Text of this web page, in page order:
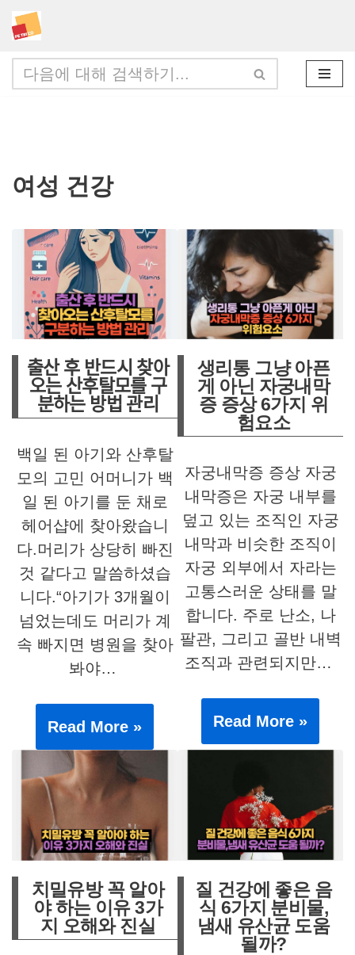
콘
텐
츠
뛰
여성 건강
출산 후 반드시 찾아
오는 산후탈모를 구
분하는 방법 관리
백일 된 아기와 산후탈
모의 고민 어머니가 백
일 된 아기를 둔 채로
헤어샵에 찾아왔습니
다.머리가 상당히 빠진
것 같다고 말씀하셨습
니다.“아기가 3개월이
넘었는데도 머리가 계
속 빠지면 병원을 찾아
봐야…
Read More »
생리통 그냥 아픈
게 아닌 자궁내막
증 증상 6가지 위
험요소
자궁내막증 증상 자궁
내막증은 자궁 내부를
덮고 있는 조직인 자궁
내막과 비슷한 조직이
자궁 외부에서 자라는
고통스러운 상태를 말
합니다. 주로 난소, 나
팔관, 그리고 골반 내벽
조직과 관련되지만…
Read More »
치밀유방 꼭 알아
야 하는 이유 3가
지 오해와 진실
질 건강에 좋은 음
식 6가지 분비물,
냄새 유산균 도움
될까?